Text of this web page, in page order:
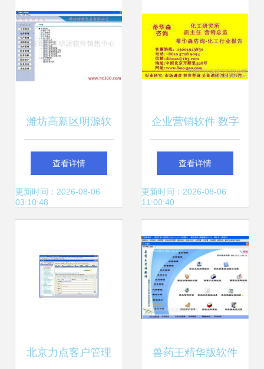
潍坊高新区明源软
件销售中心 产品相
册展示与软件销售
查看详情
更新时间：2026-08-06
03:10:48
企业营销软件 数字
化时代销售增长的
智能引擎
查看详情
更新时间：2026-08-06
11:00:40
北京力点客户管理 兽药王精华版软件